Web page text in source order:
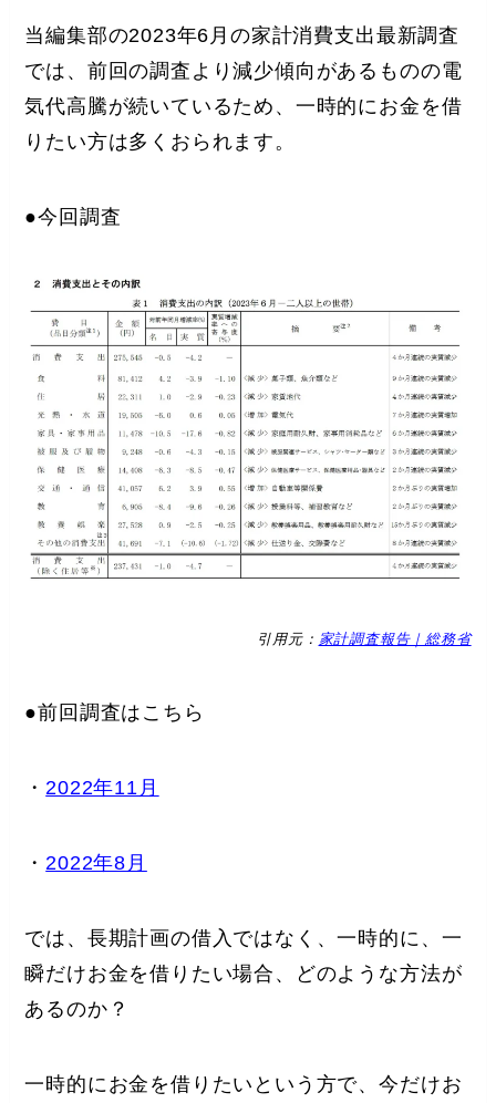
当編集部の2023年6月の家計消費支出最新調査
では、前回の調査より減少傾向があるものの電
気代高騰が続いているため、一時的にお金を借
りたい方は多くおられます。
●今回調査
引用元： 家計調査報告｜総務省
●前回調査はこちら
・2022年11月
・ 2022年8月
では、長期計画の借入ではなく、一時的に、一
瞬だけお金を借りたい場合、どのような方法が
あるのか？
一時的にお金を借りたいという方で、今だけお